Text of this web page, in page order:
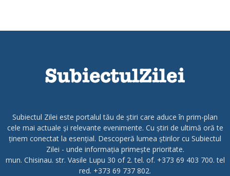
Subiectul Zilei este portalul tău de știri care aduce în prim-plan
cele mai actuale și relevante evenimente. Cu știri de ultimă oră te
ținem conectat la esențial. Descoperă lumea știrilor cu Subiectul
Zilei - unde informația primește prioritate.
mun. Chisinau. str. Vasile Lupu 30 of 2. tel. of. +373 69 403 700. tel
red. +373 69 737 802.